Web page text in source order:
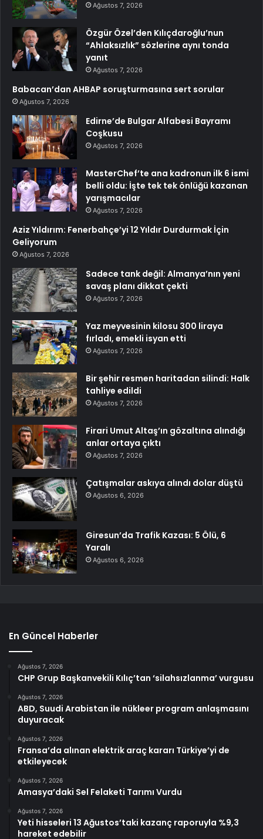
Ağustos 7, 2026
Özgür Özel’den Kılıçdaroğlu’nun
“Ahlaksızlık” sözlerine aynı tonda
yanıt
Ağustos 7, 2026
Babacan’dan AHBAP soruşturmasına sert sorular
Ağustos 7, 2026
Edirne’de Bulgar Alfabesi Bayramı
Coşkusu
Ağustos 7, 2026
MasterChef’te ana kadronun ilk 6 ismi
belli oldu: İşte tek tek önlüğü kazanan
yarışmacılar
Ağustos 7, 2026
Aziz Yıldırım: Fenerbahçe’yi 12 Yıldır Durdurmak İçin
Geliyorum
Ağustos 7, 2026
Sadece tank değil: Almanya’nın yeni
savaş planı dikkat çekti
Ağustos 7, 2026
Yaz meyvesinin kilosu 300 liraya
fırladı, emekli isyan etti
Ağustos 7, 2026
Bir şehir resmen haritadan silindi: Halk
tahliye edildi
Ağustos 7, 2026
Firari Umut Altaş’ın gözaltına alındığı
anlar ortaya çıktı
Ağustos 7, 2026
Çatışmalar askıya alındı dolar düştü
Ağustos 6, 2026
Giresun’da Trafik Kazası: 5 Ölü, 6
Yaralı
Ağustos 6, 2026
En Güncel Haberler
Ağustos 7, 2026
CHP Grup Başkanvekili Kılıç’tan ‘silahsızlanma’ vurgusu
Ağustos 7, 2026
ABD, Suudi Arabistan ile nükleer program anlaşmasını
duyuracak
Ağustos 7, 2026
Fransa’da alınan elektrik araç kararı Türkiye’yi de
etkileyecek
Ağustos 7, 2026
Amasya’daki Sel Felaketi Tarımı Vurdu
Ağustos 7, 2026
Yeti hisseleri 13 Ağustos’taki kazanç raporuyla %9,3
hareket edebilir